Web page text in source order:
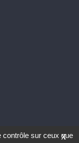
X
contrôle sur ceux que